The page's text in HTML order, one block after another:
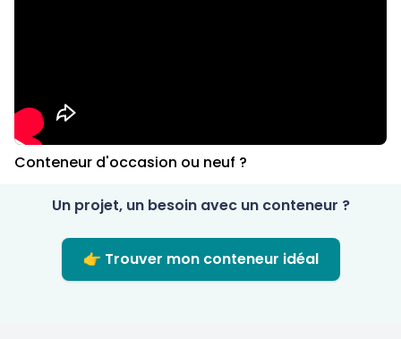
Conteneur d'occasion ou neuf ?
Un projet, un besoin avec un conteneur ?
👉 Trouver mon conteneur idéal